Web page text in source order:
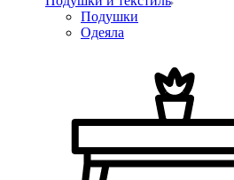
Подушки
Одеяла